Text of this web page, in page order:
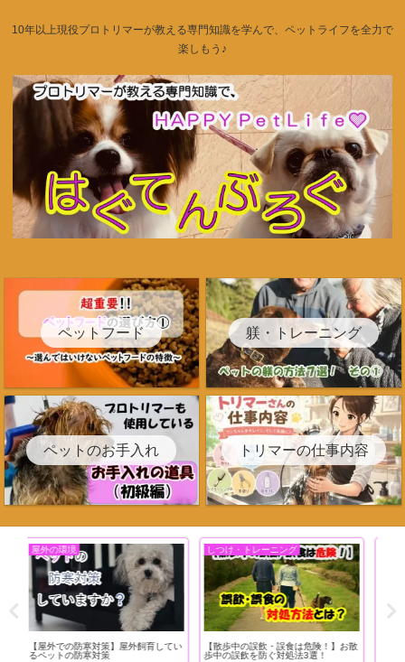
10年以上現役プロトリマーが教える専門知識を学んで、ペットライフを全力で
楽しもう♪
ペットフード 躾・トレーニング
ペットのお手入れ トリマーの仕事内容
トリミング関連
トリマーの就職活動って何やればいい
の？
ペットフード
【超重要！！ペットフードの選び方
③】～ フードローテーションのやり